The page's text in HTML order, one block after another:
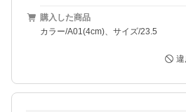
購入した商品
カラー/A01(4cm)、サイズ/23.5